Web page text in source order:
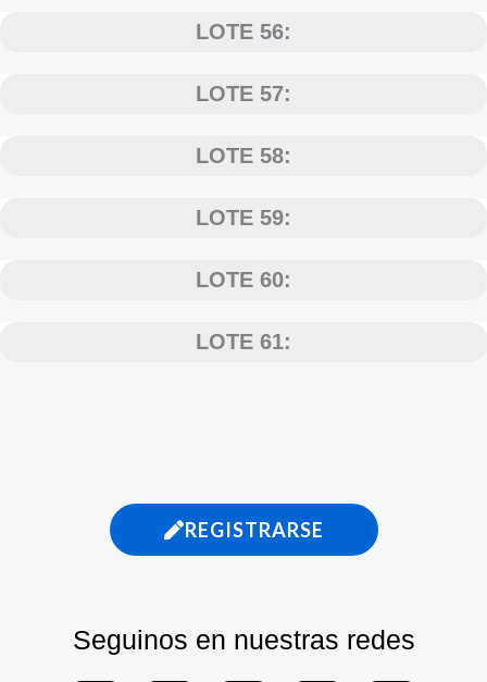
LOTE 56:
LOTE 57:
LOTE 58:
LOTE 59:
LOTE 60:
LOTE 61:
REGISTRARSE
Seguinos en nuestras redes